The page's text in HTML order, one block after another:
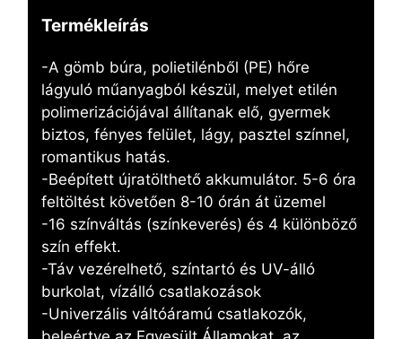
Termékleírás
-A gömb búra, polietilénből (PE) hőre
lágyuló műanyagból készül, melyet etilén
polimerizációjával állítanak elő, gyermek
biztos, fényes felület, lágy, pasztel színnel,
romantikus hatás.
-Beépített újratölthető akkumulátor. 5-6 óra
feltöltést követően 8-10 órán át üzemel
-16 színváltás (színkeverés) és 4 különböző
szín effekt.
-Táv vezérelhető, színtartó és UV-álló
burkolat, vízálló csatlakozások
-Univerzális váltóáramú csatlakozók,